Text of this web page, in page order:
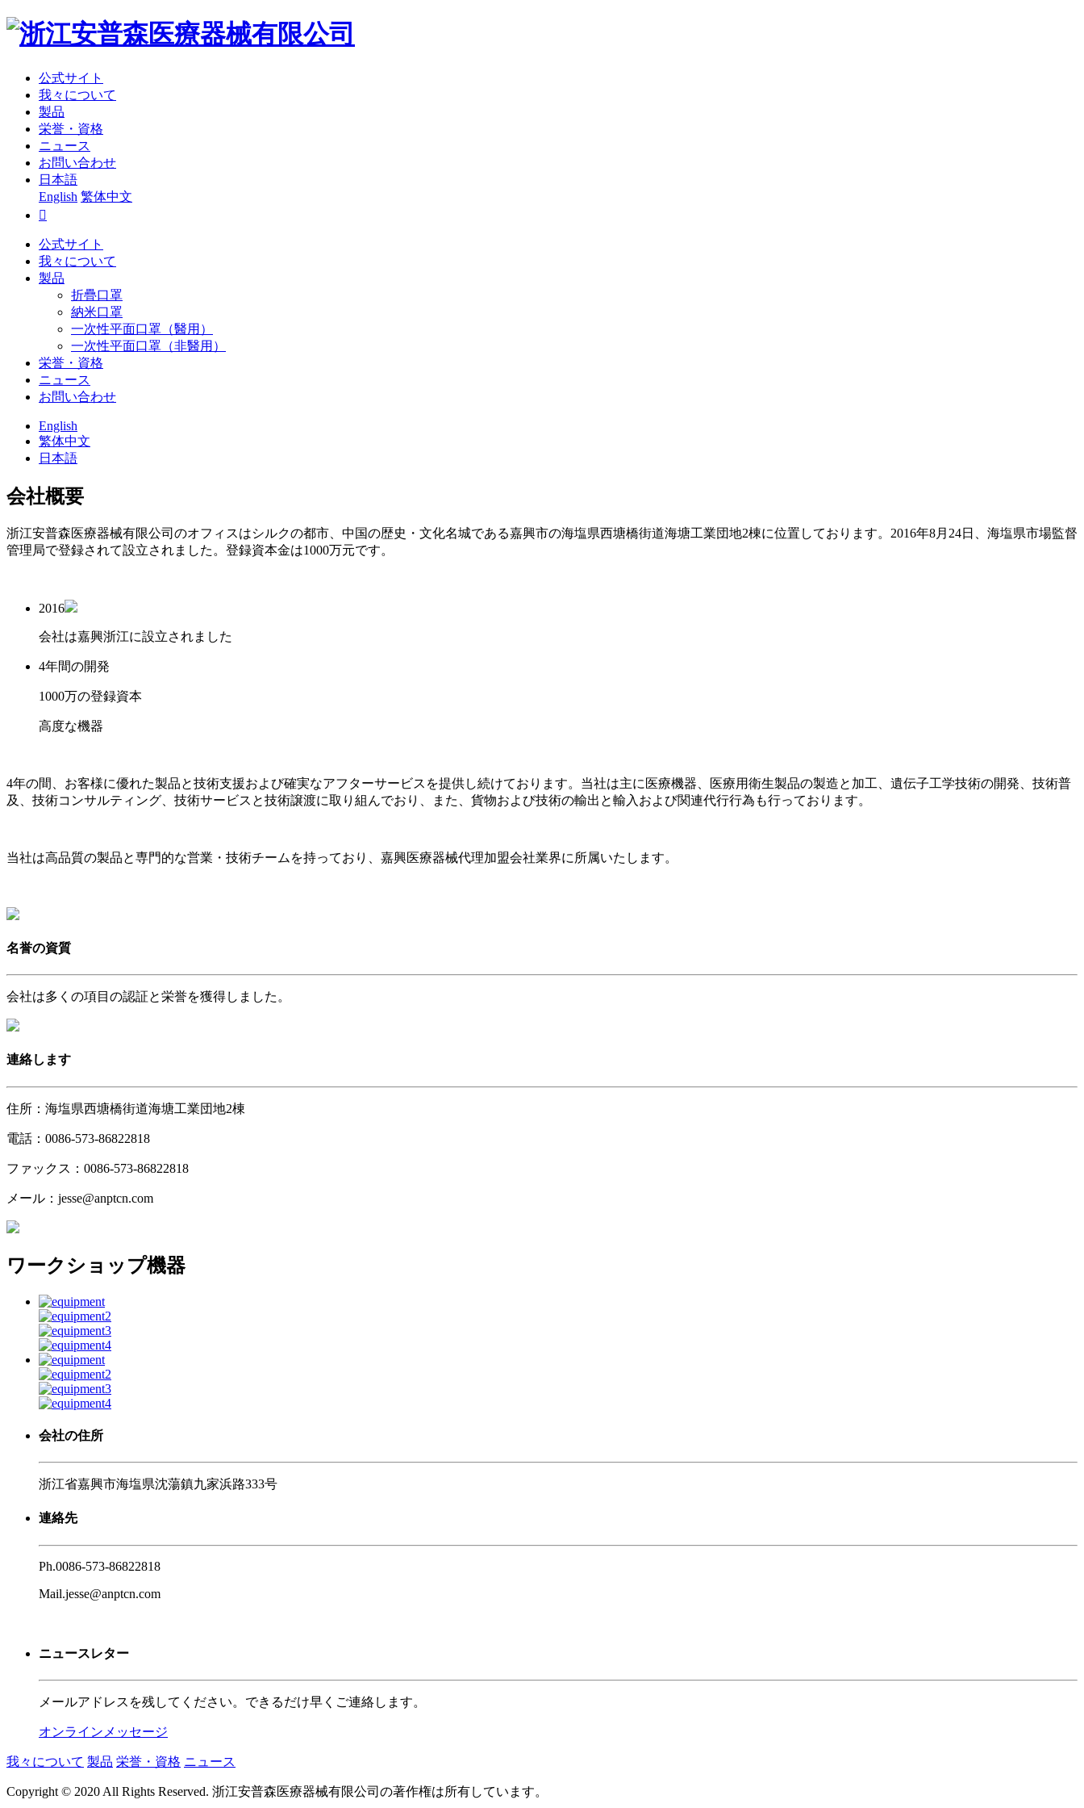
公式サイト
我々について
製品
栄誉・資格
ニュース
お問い合わせ
日本語
English 繁体中文

公式サイト
我々について
製品
折疊口罩
納米口罩
一次性平面口罩（醫用）
一次性平面口罩（非醫用）
栄誉・資格
ニュース
お問い合わせ
English
繁体中文
日本語
会社概要
浙江安普森医療器械有限公司のオフィスはシルクの都市、中国の歴史・文化名城である嘉興市の海塩県西塘橋街道海塘工業団地2棟に位置しております。2016年8月24日、海塩県市場監督
管理局で登録されて設立されました。登録資本金は1000万元です。
2016
会社は嘉興浙江に設立されました
4年間の開発
1000万の登録資本
高度な機器
4年の間、お客様に優れた製品と技術支援および確実なアフターサービスを提供し続けております。当社は主に医療機器、医療用衛生製品の製造と加工、遺伝子工学技術の開発、技術普
及、技術コンサルティング、技術サービスと技術譲渡に取り組んでおり、また、貨物および技術の輸出と輸入および関連代行行為も行っております。
当社は高品質の製品と専門的な営業・技術チームを持っており、嘉興医療器械代理加盟会社業界に所属いたします。
名誉の資質
会社は多くの項目の認証と栄誉を獲得しました。
連絡します
住所：海塩県西塘橋街道海塘工業団地2棟
電話：0086-573-86822818
ファックス：0086-573-86822818
メール： jesse@anptcn.com
ワークショップ機器
会社の住所
浙江省嘉興市海塩県沈蕩鎮九家浜路333号
連絡先
Ph.0086-573-86822818
Mail.jesse@anptcn.com
ニュースレター
メールアドレスを残してください。できるだけ早くご連絡します。
オンラインメッセージ
我々について 製品 栄誉・資格 ニュース
Copyright © 2020 All Rights Reserved. 浙江安普森医療器械有限公司の著作権は所有しています。